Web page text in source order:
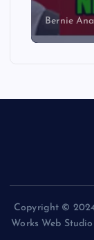
Bernie
Copyright ©
Works Web